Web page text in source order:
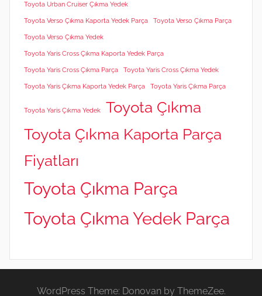
Toyota Urban Cruiser Çıkma Yedek
Toyota Verso Çıkma Kaporta Yedek Parça Toyota Verso Çıkma Parça
Toyota Verso Çıkma Yedek
Toyota Yaris Cross Çıkma Kaporta Yedek Parça
Toyota Yaris Cross Çıkma Parça Toyota Yaris Cross Çıkma Yedek
Toyota Yaris Çıkma Kaporta Yedek Parça Toyota Yaris Çıkma Parça
Toyota Yaris Çıkma Yedek
Toyota Çıkma
Toyota Çıkma Kaporta Parça
Fiyatları
Toyota Çıkma Parça
Toyota Çıkma Yedek Parça
WordPress Theme: Donovan by ThemeZee.